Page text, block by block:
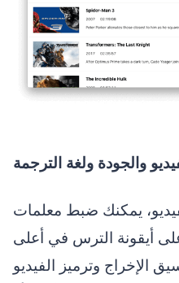
يمكنك ضبط معلمات
أيقونة الترس في أعلى
الإخراج وترميز الفيديو